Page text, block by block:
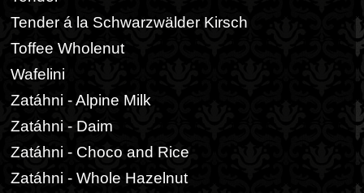
Tender á la Schwarzwälder Kirsch
Toffee Wholenut
Wafelini
Zatáhni - Alpine Milk
Zatáhni - Daim
Zatáhni - Choco and Rice
Zatáhni - Whole Hazelnut